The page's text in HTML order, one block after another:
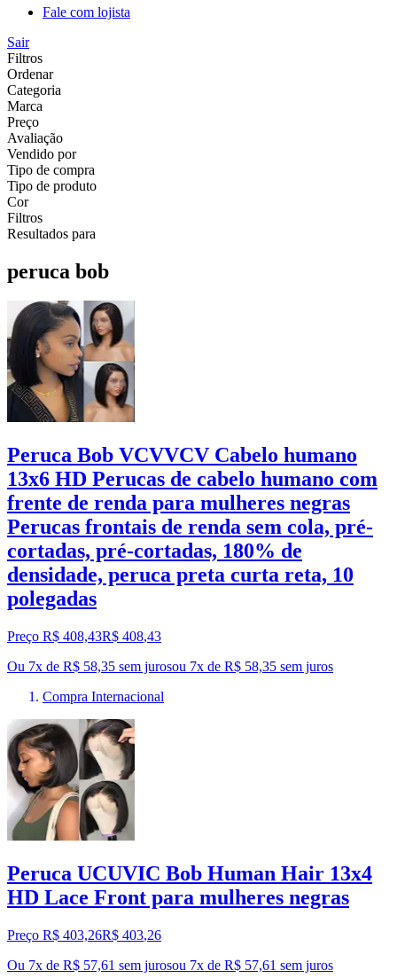
Fale com lojista
Sair
Filtros
Ordenar
Categoria
Marca
Preço
Avaliação
Vendido por
Tipo de compra
Tipo de produto
Cor
Filtros
Resultados para
peruca bob
Peruca Bob VCVVCV Cabelo humano
13x6 HD Perucas de cabelo humano com
frente de renda para mulheres negras
Perucas frontais de renda sem cola, pré-
cortadas, pré-cortadas, 180% de
densidade, peruca preta curta reta, 10
polegadas
Preço R$ 408,43R$ 408,43
Ou 7x de R$ 58,35 sem jurosou 7x de R$ 58,35 sem juros
Compra Internacional
Peruca UCUVIC Bob Human Hair 13x4
HD Lace Front para mulheres negras
Preço R$ 403,26R$ 403,26
Ou 7x de R$ 57,61 sem jurosou 7x de R$ 57,61 sem juros